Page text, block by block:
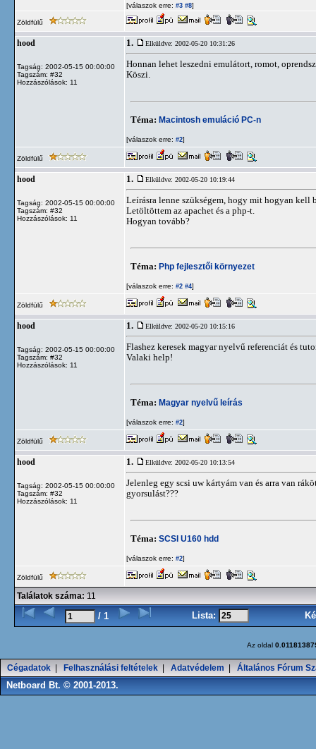
[válaszok erre: #3 #8]
Zöldfülű
hood
Tagság: 2002-05-15 00:00:00
Tagszám: #32
Hozzászólások: 11
1. Elküldve: 2002-05-20 10:31:26
Honnan lehet leszedni emulátort, romot,
Köszi.
Téma: Macintosh emuláció PC-n
[válaszok erre: #2]
Zöldfülű
hood
Tagság: 2002-05-15 00:00:00
Tagszám: #32
Hozzászólások: 11
1. Elküldve: 2002-05-20 10:19:44
Leírásra lenne szükségem, hogy mit hogyan
Letöltöttem az apachet és a php-t.
Hogyan tovább?
Téma: Php fejlesztői környezet
[válaszok erre: #2 #4]
Zöldfülű
hood
Tagság: 2002-05-15 00:00:00
Tagszám: #32
Hozzászólások: 11
1. Elküldve: 2002-05-20 10:15:16
Flashez keresek magyar nyelvű referenciát és
Valaki help!
Téma: Magyar nyelvű leírás
[válaszok erre: #2]
Zöldfülű
hood
Tagság: 2002-05-15 00:00:00
Tagszám: #32
Hozzászólások: 11
1. Elküldve: 2002-05-20 10:13:54
Jelenleg egy scsi uw kártyám van és arra van
gyorsulást???
Téma: SCSI U160 hdd
[válaszok erre: #2]
Zöldfülű
Találatok száma: 11
/ 1 Lista:
Az oldal
Cégadatok Felhasználási feltételek Adatvédelem Általános Fórum
Netboard Bt. © 2001-2013.